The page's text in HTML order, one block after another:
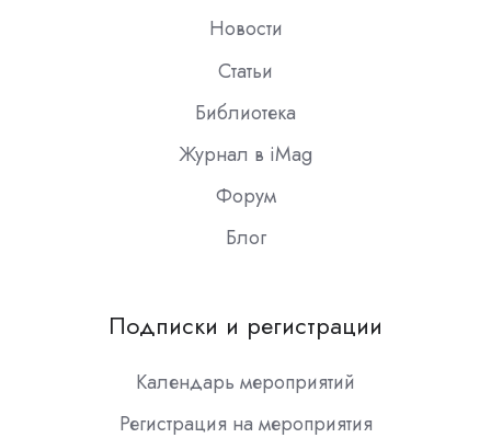
Новости
Статьи
Библиотека
Журнал в iMag
Форум
Блог
Подписки и регистрации
Календарь мероприятий
Регистрация на мероприятия